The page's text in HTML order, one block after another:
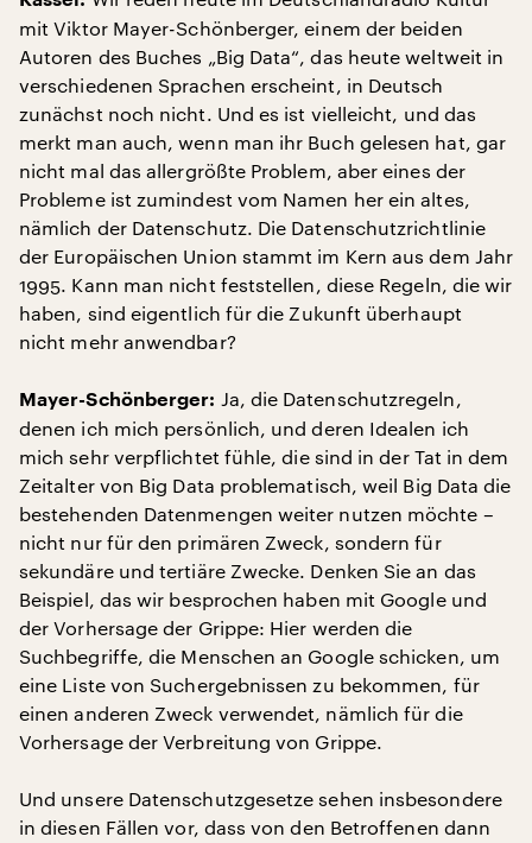
mit Viktor Mayer-Schönberger, einem der beiden
Autoren des Buches „Big Data“, das heute weltweit in
verschiedenen Sprachen erscheint, in Deutsch
zunächst noch nicht. Und es ist vielleicht, und das
merkt man auch, wenn man ihr Buch gelesen hat, gar
nicht mal das allergrößte Problem, aber eines der
Probleme ist zumindest vom Namen her ein altes,
nämlich der Datenschutz. Die Datenschutzrichtlinie
der Europäischen Union stammt im Kern aus dem Jahr
1995. Kann man nicht feststellen, diese Regeln, die wir
haben, sind eigentlich für die Zukunft überhaupt
nicht mehr anwendbar?
Mayer-Schönberger: Ja, die Datenschutzregeln,
denen ich mich persönlich, und deren Idealen ich
mich sehr verpflichtet fühle, die sind in der Tat in dem
Zeitalter von Big Data problematisch, weil Big Data die
bestehenden Datenmengen weiter nutzen möchte –
nicht nur für den primären Zweck, sondern für
sekundäre und tertiäre Zwecke. Denken Sie an das
Beispiel, das wir besprochen haben mit Google und
der Vorhersage der Grippe: Hier werden die
Suchbegriffe, die Menschen an Google schicken, um
eine Liste von Suchergebnissen zu bekommen, für
einen anderen Zweck verwendet, nämlich für die
Vorhersage der Verbreitung von Grippe.
Und unsere Datenschutzgesetze sehen insbesondere
in diesen Fällen vor, dass von den Betroffenen dann